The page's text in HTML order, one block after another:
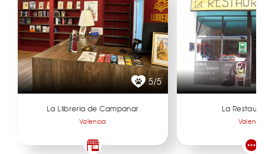
5/5
La Llibreria de Campanar
Valencia
La
Valencia